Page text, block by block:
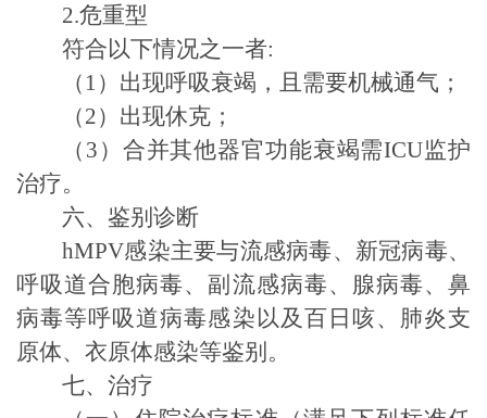
2.危重型
符合以下情况之一者:
（ 1 ）出现呼吸衰竭，且需要机械通气；
（2）出现休克；
（ 3 ）合并其他器官功能衰竭需ICU监护
治疗。
六、鉴别诊断
hMPV感染主要与流感病毒、新冠病毒、
呼吸道合胞病毒、副流感病毒、腺病毒、鼻
病毒等呼吸道病毒感染 以及 百日咳、肺炎支
原体、 衣原体感染等鉴别。
七、治疗